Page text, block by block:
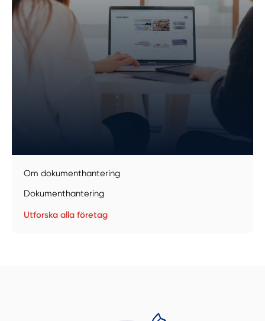
Få hjälp
Om dokumenthantering
Dokumenthantering
Utforska alla företag